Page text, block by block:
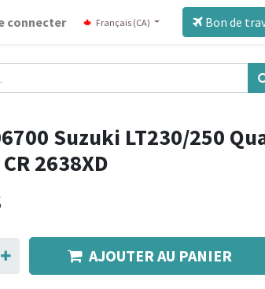
connecter Français (CA) Bon de
Suzuki LT230/250
2638XD
AJOUTER AU PANIER